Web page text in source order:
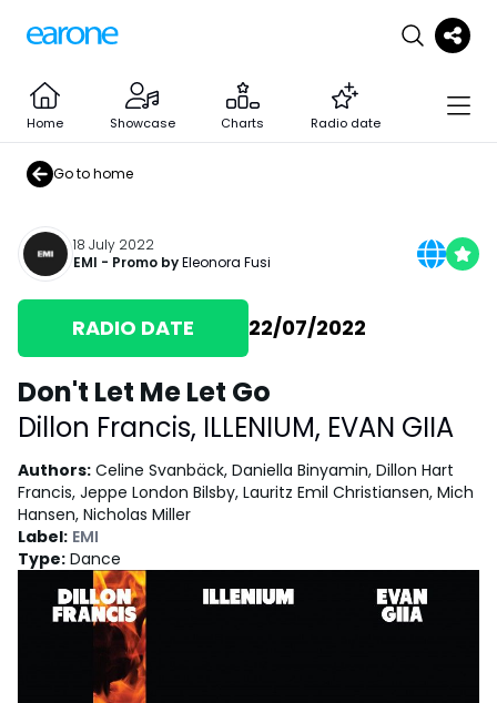
Home Showcase Charts Radio date
Go to home
18 July 2022
EMI - Promo byEleonora Fusi
RADIO DATE 22/07/2022
Don't Let Me Let Go
Dillon Francis, ILLENIUM, EVAN GIIA
Authors: Celine Svanbäck, Daniella Binyamin, Dillon Hart
Francis, Jeppe London Bilsby, Lauritz Emil Christiansen, Mich
Hansen, Nicholas Miller
Label: EMI
Type: Dance